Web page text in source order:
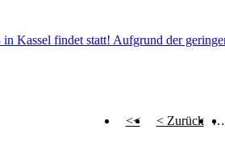
Kassel findet statt! Aufgrund der
<< < Zurück …